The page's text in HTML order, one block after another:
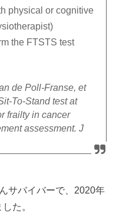
physical or cognitive
the FTSTS test
de Poll-Franse, et
To-Stand test at
frailty in cancer
assessment. J
サバイバーで、2020年
た。